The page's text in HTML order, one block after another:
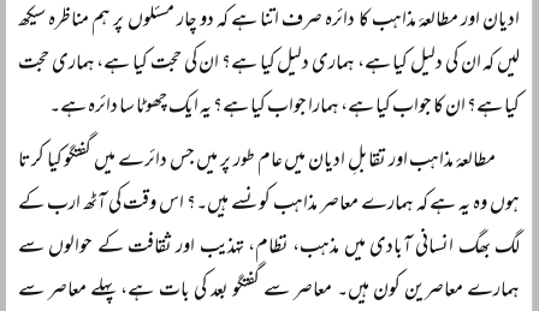
ادیان اور مطالعۂ مذاہب کا دائرہ صرف اتنا ہے کہ دو چار مسئلوں پر ہم مناظرہ سیکھ
لیں کہ ان کی دلیل کیا ہے، ہماری دلیل کیا ہے؟ ان کی حجت کیا ہے، ہماری حجت
کیا ہے؟ ان کا جواب کیا ہے، ہمارا جواب کیا ہے؟ یہ ایک چھوٹا سا دائرہ ہے۔
مطالعۂ مذاہب اور تقابلِ ادیان میں عام طور پر میں جس دائرے میں گفتگو کیا کرتا
ہوں وہ یہ ہے کہ ہمارے معاصر مذاہب کونسے ہیں۔؟ اس وقت کی آٹھ ارب کے
لگ بھگ انسانی آبادی میں مذہب، نظام، تہذیب اور ثقافت کے حوالوں سے
ہمارے معاصرین کون ہیں۔ معاصر سے گفتگو بعد کی بات ہے، پہلے معاصر سے